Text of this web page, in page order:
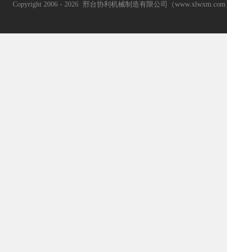
Copyright 2006 - 2026 邢台协利机械制造有限公司（